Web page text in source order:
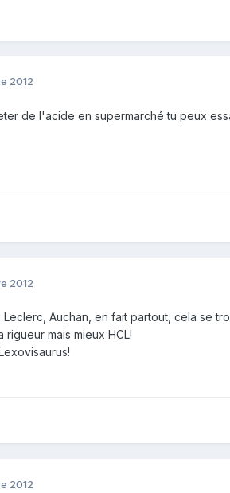
2012
de l'acide en supermarché tu peux
2012
Leclerc, Auchan, en fait partout, cela se
mais mieux HCL!
2012